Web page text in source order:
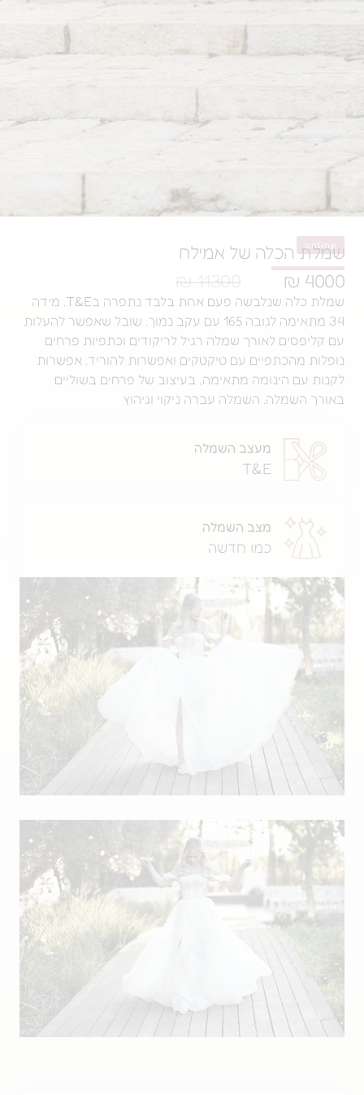
של אמילח
11300 ₪
שמלת כלה שנלבשה פעם אחת בלבד נתפרה בT&E. מידה
34 מתאימה לגובה 165 עם עקב נמוך. שובל שאפשר להעלות
שמלה רגיל לריקודים וכתפיות פרחים
עם טיקטקים ואפשרות להוריד. אפשרות
מתאימה, בעיצוב של פרחים בשוליים
עברה ניקוי וגיהוץ
מעצב השמלה
מצב השמלה